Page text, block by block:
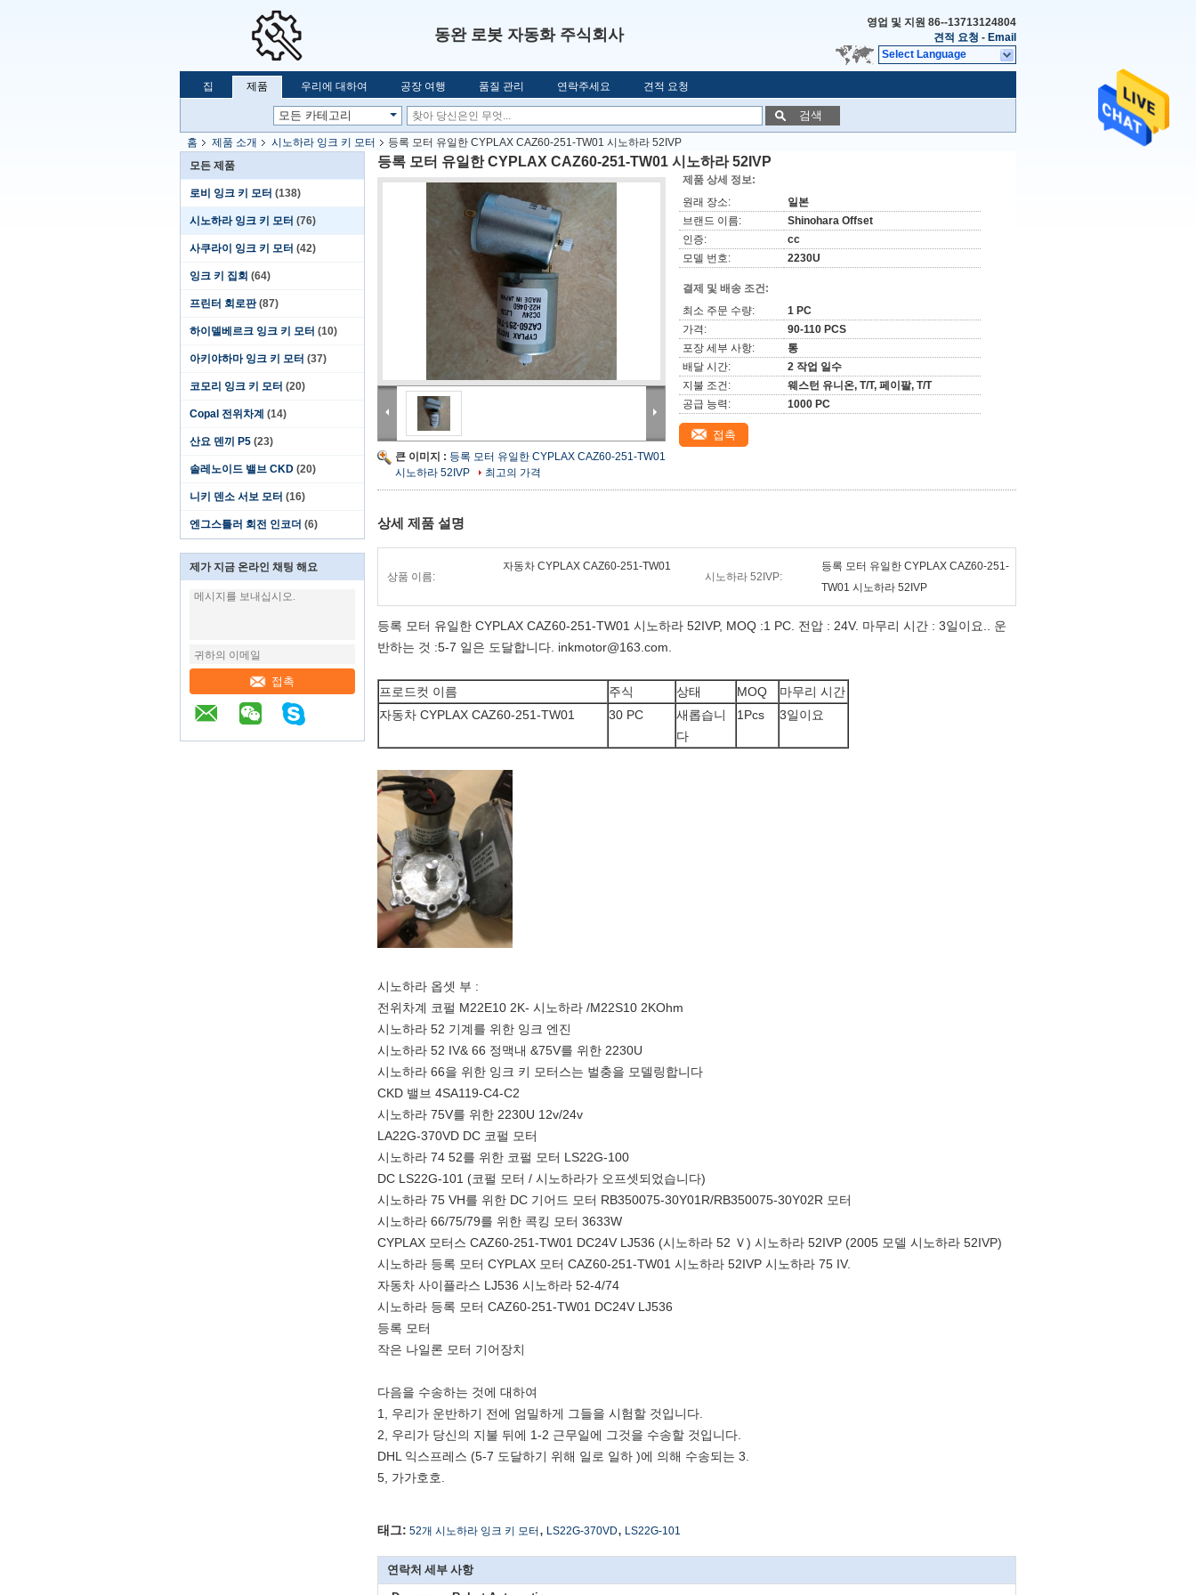
동완 로봇 자동화 주식회사
영업 및 지원 86--13713124804
견적 요청 - Email
Select Language
집 제품 우리에 대하여 공장 여행 품질 관리 연락주세요 견적 요청
검색
홈 제품 소개 시노하라 잉크 키 모터
등록 모터 유일한 CYPLAX CAZ60-251-TW01 시노하라 52IVP
모든 제품
로비 잉크 키 모터 (138)
시노하라 잉크 키 모터 (76)
사쿠라이 잉크 키 모터 (42)
잉크 키 집회 (64)
프린터 회로판 (87)
하이델베르크 잉크 키 모터 (10)
아키야하마 잉크 키 모터 (37)
코모리 잉크 키 모터 (20)
Copal 전위차계 (14)
산요 덴끼 P5 (23)
솔레노이드 밸브 CKD (20)
니키 덴소 서보 모터 (16)
엔그스틀러 회전 인코더 (6)
제가 지금 온라인 채팅 해요
접촉
등록 모터 유일한 CYPLAX CAZ60-251-TW01 시노하라 52IVP
큰 이미지 : 등록 모터 유일한 CYPLAX CAZ60-251-TW01
시노하라 52IVP
최고의 가격
제품 상세 정보:
원래 장소:
일본
브랜드 이름:
Shinohara Offset
인증:
cc
모델 번호:
2230U
결제 및 배송 조건:
최소 주문 수량:
1 PC
가격:
90-110 PCS
포장 세부 사항:
통
배달 시간:
2 작업 일수
지불 조건:
웨스턴 유니온, T/T, 페이팔, T/T
공급 능력:
1000 PC
접촉
상세 제품 설명
상품 이름:
자동차 CYPLAX CAZ60-251-TW01
시노하라 52IVP:
등록 모터 유일한 CYPLAX CAZ60-251-
TW01 시노하라 52IVP
등록 모터 유일한 CYPLAX CAZ60-251-TW01 시노하라 52IVP, MOQ :1 PC. 전압 : 24V. 마무리 시간 : 3일이요.. 운
반하는 것 :5-7 일은 도달합니다. inkmotor@163.com.
프로드컷 이름 주식 상태 MOQ
마무리 시간
자동차 CYPLAX CAZ60-251-TW01
30 PC
새롭습니
다
1Pcs 3일이요
시노하라 옵셋 부 :
전위차계 코펄 M22E10 2K- 시노하라 /M22S10 2KOhm
시노하라 52 기계를 위한 잉크 엔진
시노하라 52 IV& 66 정맥내 &75V를 위한 2230U
시노하라 66을 위한 잉크 키 모터스는 벌충을 모델링합니다
CKD 밸브 4SA119-C4-C2
시노하라 75V를 위한 2230U 12v/24v
LA22G-370VD DC 코펄 모터
시노하라 74 52를 위한 코펄 모터 LS22G-100
DC LS22G-101 (코펄 모터 / 시노하라가 오프셋되었습니다)
시노하라 75 VH를 위한 DC 기어드 모터 RB350075-30Y01R/RB350075-30Y02R 모터
시노하라 66/75/79를 위한 콕킹 모터 3633W
CYPLAX 모터스 CAZ60-251-TW01 DC24V LJ536 (시노하라 52 Ｖ) 시노하라 52IVP (2005 모델 시노하라 52IVP)
시노하라 등록 모터 CYPLAX 모터 CAZ60-251-TW01 시노하라 52IVP 시노하라 75 IV.
자동차 사이플라스 LJ536 시노하라 52-4/74
시노하라 등록 모터 CAZ60-251-TW01 DC24V LJ536
등록 모터
작은 나일론 모터 기어장치
다음을 수송하는 것에 대하여
1, 우리가 운반하기 전에 엄밀하게 그들을 시험할 것입니다.
2, 우리가 당신의 지불 뒤에 1-2 근무일에 그것을 수송할 것입니다.
DHL 익스프레스 (5-7 도달하기 위해 일로 일하 )에 의해 수송되는 3.
5, 가가호호.
태그: 52개 시노하라 잉크 키 모터 , LS22G-370VD, LS22G-101
연락처 세부 사항